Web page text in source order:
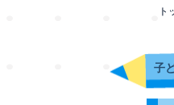
ト
子